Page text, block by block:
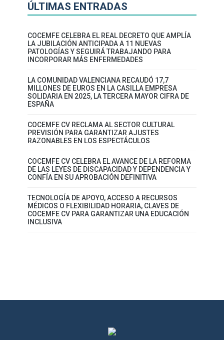
ÚLTIMAS ENTRADAS
COCEMFE CELEBRA EL REAL DECRETO QUE AMPLÍA
LA JUBILACIÓN ANTICIPADA A 11 NUEVAS
PATOLOGÍAS Y SEGUIRÁ TRABAJANDO PARA
INCORPORAR MÁS ENFERMEDADES
LA COMUNIDAD VALENCIANA RECAUDÓ 17,7
MILLONES DE EUROS EN LA CASILLA EMPRESA
SOLIDARIA EN 2025, LA TERCERA MAYOR CIFRA DE
ESPAÑA
COCEMFE CV RECLAMA AL SECTOR CULTURAL
PREVISIÓN PARA GARANTIZAR AJUSTES
RAZONABLES EN LOS ESPECTÁCULOS
COCEMFE CV CELEBRA EL AVANCE DE LA REFORMA
DE LAS LEYES DE DISCAPACIDAD Y DEPENDENCIA Y
CONFÍA EN SU APROBACIÓN DEFINITIVA
TECNOLOGÍA DE APOYO, ACCESO A RECURSOS
MÉDICOS O FLEXIBILIDAD HORARIA, CLAVES DE
COCEMFE CV PARA GARANTIZAR UNA EDUCACIÓN
INCLUSIVA